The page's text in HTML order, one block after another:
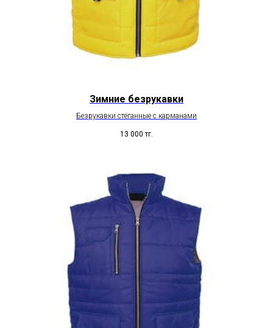
Зимние безрукавки
Безрукавки стёганные с карманами
13 000 тг.